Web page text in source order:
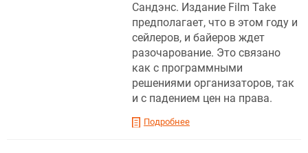
Сандэнс. Издание Film Take
предполагает, что в этом году и
сейлеров, и байеров ждет
разочарование. Это связано
как с программными
решениями организаторов, так
и с падением цен на права.
Подробнее